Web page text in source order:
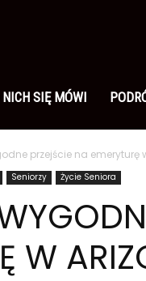
NICH SIĘ MÓWI
przejście na emeryturę
Seniorzy Życie Seniora
W